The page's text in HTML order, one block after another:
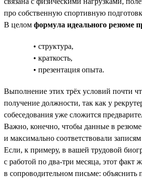
про собственную спортивную
В целом формула идеального резюме
• структура,
• краткость,
• презентация опыта.
Выполнение этих трёх условий почти
получение должности, так как у
собеседования уже сложится
Важно, конечно, чтобы данные в
и максимально соответствовали
Если, к примеру, в вашей трудовой
с работой по два-три месяца, этот факт
в сопроводительном письме: объяснить